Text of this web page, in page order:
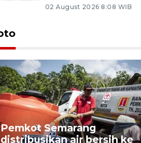
02 August 2026 8:08 WIB
Pemkot Semarang
distribusikan air bersih ke